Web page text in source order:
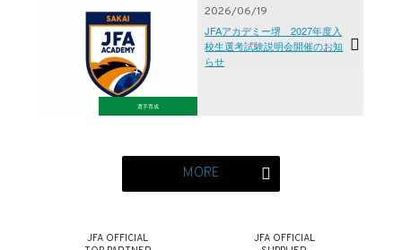
選手育成
2026/06/19
JFAアカデミー堺 2027年度入
校生選考試験説明会開催のお知
らせ
MORE
JFA OFFICIAL
JFA OFFICIAL